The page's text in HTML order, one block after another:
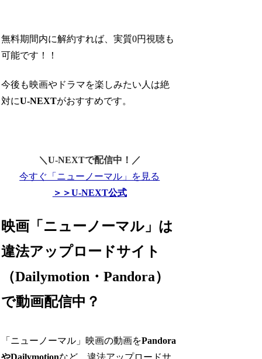
無料期間内に解約すれば、実質0円視聴も
可能です！！
今後も映画やドラマを楽しみたい人は絶
対にU-NEXTがおすすめです。
＼U-NEXTで配信中！／
今すぐ「ニューノーマル」を見る
＞＞U-NEXT公式
映画「ニューノーマル」は
違法アップロードサイト
（Dailymotion・Pandora）
で動画配信中？
「ニューノーマル」映画の動画をPandora
やDailymotionなど、違法アップロードサ